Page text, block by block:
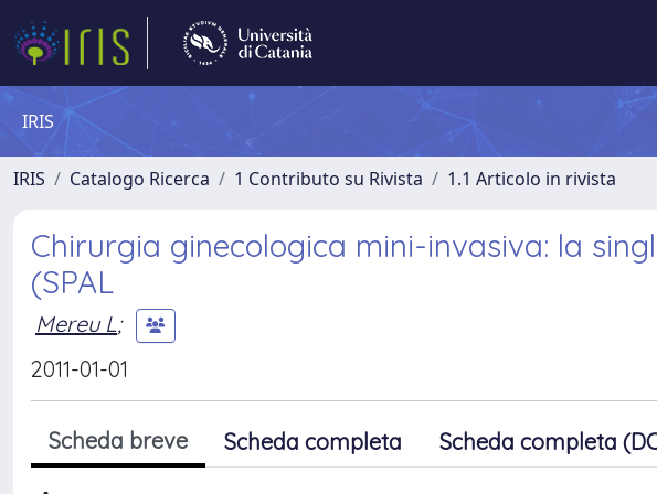
IRIS
IRIS Catalogo Ricerca 1 Contributo su Rivista 1.1 Articolo in rivista
Chirurgia ginecologica mini-invasiva: la
(SPAL
Mereu L;
2011-01-01
Scheda breve Scheda completa Scheda completa